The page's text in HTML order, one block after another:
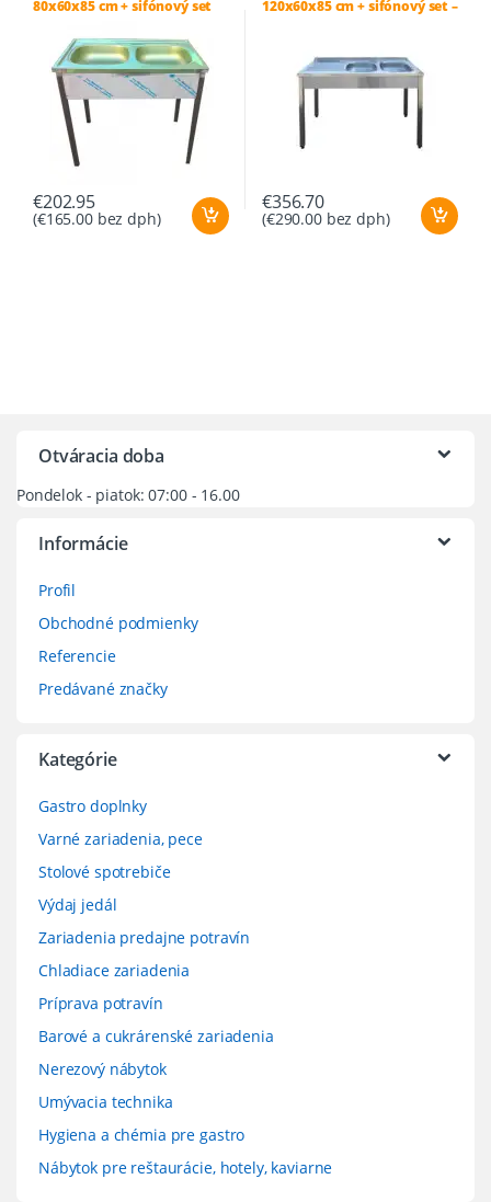
80x60x85 cm + sifónový set
€202.95
(€165.00bez dph)
120x60x85 cm + sifónový set –
€356.70
(€290.00bez dph)
Otváracia doba
Pondelok - piatok: 07:00 - 16.00
Informácie
Profil
Obchodné podmienky
Referencie
Predávané značky
Kategórie
Gastro doplnky
Varné zariadenia, pece
Stolové spotrebiče
Výdaj jedál
Zariadenia predajne potravín
Chladiace zariadenia
Príprava potravín
Barové a cukrárenské zariadenia
Nerezový nábytok
Umývacia technika
Hygiena a chémia pre gastro
Nábytok pre reštaurácie, hotely, kaviarne